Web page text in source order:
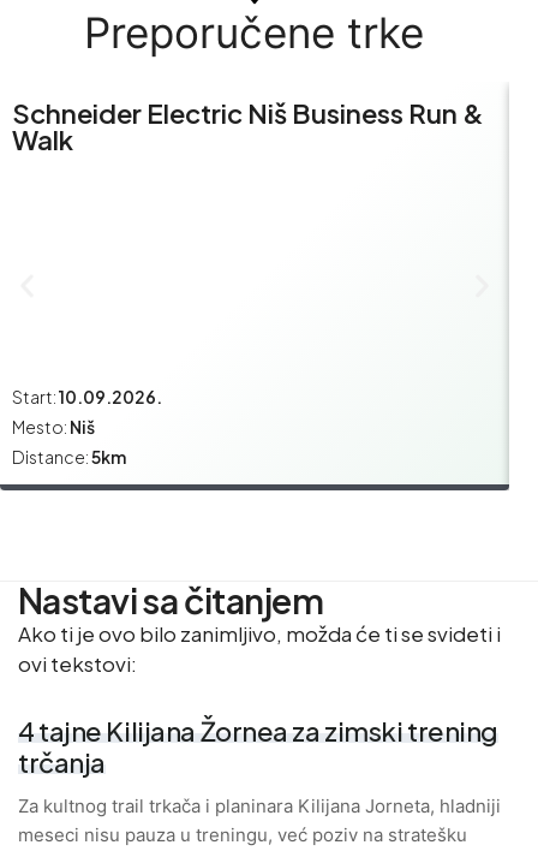
Preporučene trke
Schneider Electric Niš Business Run &
Walk
Start:10.09.2026.
Mesto: Niš
Distance:5km
Nastavi sa čitanjem
Ako ti je ovo bilo zanimljivo, možda će ti se svideti i
ovi tekstovi:
4 tajne Kilijana Žornea za zimski trening
trčanja
Za kultnog trail trkača i planinara Kilijana Jorneta, hladniji
meseci nisu pauza u treningu, već poziv na stratešku